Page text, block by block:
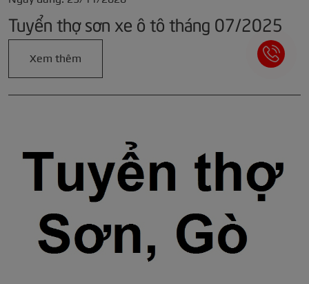
Tuyển thợ sơn xe ô tô tháng 07/2025
Xem thêm